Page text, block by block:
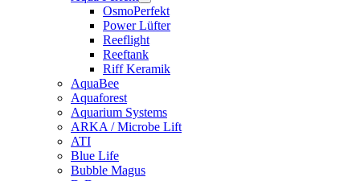
OsmoPerfekt
Power Lüfter
Reeflight
Reeftank
Riff Keramik
AquaBee
Aquaforest
Aquarium Systems
ARKA / Microbe Lift
ATI
Blue Life
Bubble Magus